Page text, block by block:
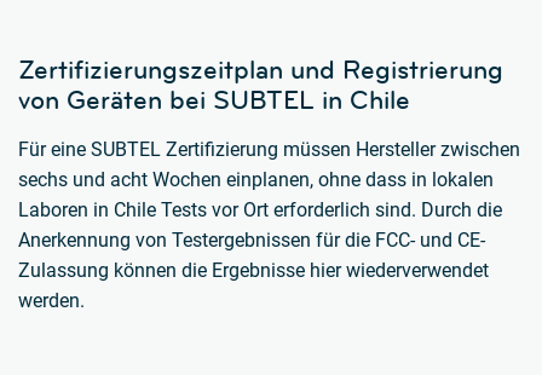
Zertifizierungszeitplan und Registrierung
von Geräten bei SUBTEL in Chile
Für eine SUBTEL Zertifizierung müssen Hersteller zwischen
sechs und acht Wochen einplanen, ohne dass in lokalen
Laboren in Chile Tests vor Ort erforderlich sind. Durch die
Anerkennung von Testergebnissen für die FCC- und CE-
Zulassung können die Ergebnisse hier wiederverwendet
werden.